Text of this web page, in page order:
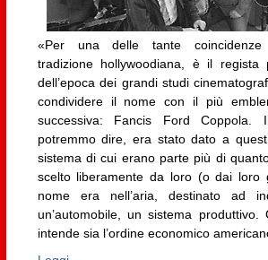
«Per una delle tante coincidenze
tradizione hollywoodiana, è il regista
dell’epoca dei grandi studi
condividere il nome con il più
successiva: Fancis Ford Coppola.
potremmo dire, era stato dato a
sistema di cui erano parte più di
scelto liberamente da loro (o dai loro
nome era nell’aria, destinato ad
un’automobile, un sistema produttivo.
intende sia l’ordine economico